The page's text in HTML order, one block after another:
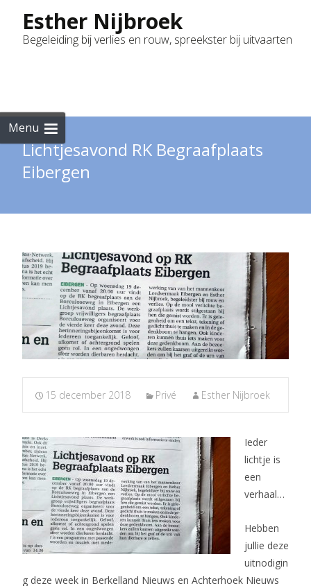
Esther Nijbroek
Begeleiding bij verlies en rouw, spreekster bij uitvaarten
Menu
Lichtjesavond RK Begraafplaats
Eibergen
15 december 2018 Privé Esther Nijbroek
Ieder
lichtje is
een
verhaal…
Hebben
jullie deze
uitnodigin
g deze week in Berkelland Nieuws en Achterhoek Nieuws